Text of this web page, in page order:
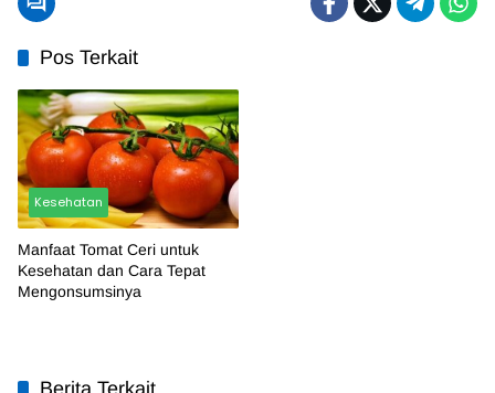
Pos Terkait
Kesehatan
Manfaat Tomat Ceri untuk
Kesehatan dan Cara Tepat
Mengonsumsinya
Berita Terkait